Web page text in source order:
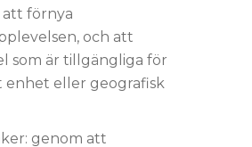
att förnya
och att
som är tillgängliga för
enhet eller geografisk
genom att